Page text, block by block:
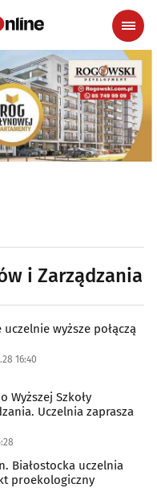
i Zarządzania
wyższe połączą
16:40
Wyższej Szkoły
Uczelnia zaprasza
Białostocka uczelnia
proekologiczny